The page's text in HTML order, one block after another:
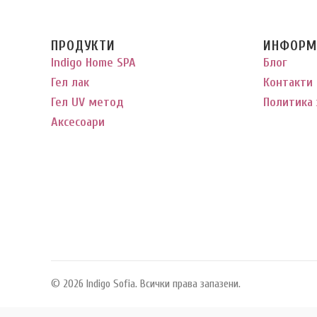
ПРОДУКТИ
Indigo Home SPA
Гел лак
Гел UV метод
Аксесоари
Блог
Контакти
Политика
© 2026 Indigo Sofia. Всички права запазени.